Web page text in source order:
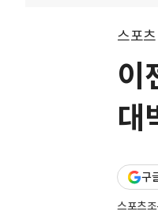
스포츠
이
대
구
스포츠조